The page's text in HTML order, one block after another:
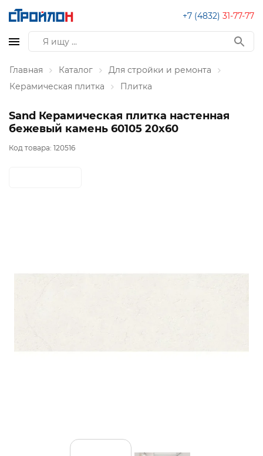
+7 (4832) 31-77-77
Главная Каталог
Для стройки и ремонта
Керамическая плитка
Плитка
Sand Керамическая плитка настенная
бежевый камень 60105 20х60
Код товара: 120516